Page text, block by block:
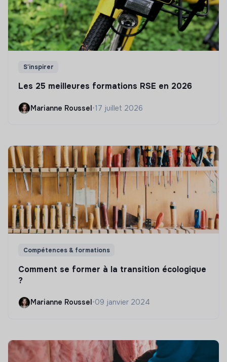
S'inspirer
Les 25 meilleures formations RSE en 2026
Marianne Roussel•17 juillet 2026
Compétences & formations
Comment se former à la transition écologique
?
Marianne Roussel •09 janvier 2024